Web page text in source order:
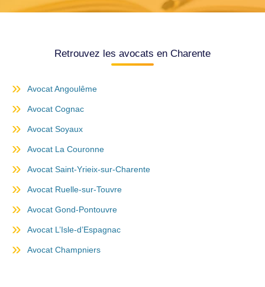
Retrouvez les avocats en Charente
Avocat Angoulême
Avocat Cognac
Avocat Soyaux
Avocat La Couronne
Avocat Saint-Yrieix-sur-Charente
Avocat Ruelle-sur-Touvre
Avocat Gond-Pontouvre
Avocat L’Isle-d’Espagnac
Avocat Champniers